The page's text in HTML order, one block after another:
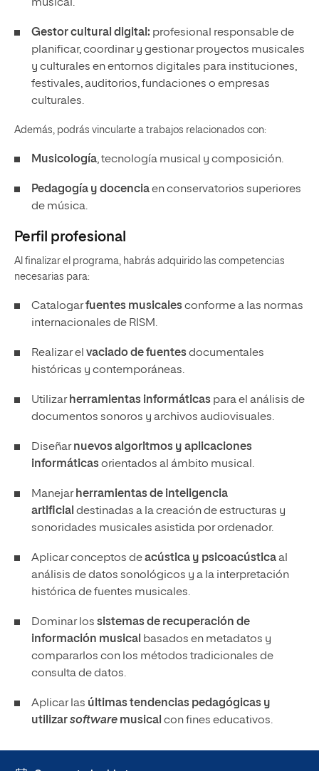
musical.
Gestor cultural digital: profesional responsable de
planificar, coordinar y gestionar proyectos musicales
y culturales en entornos digitales para instituciones,
festivales, auditorios, fundaciones o empresas
culturales.
Además, podrás vincularte a trabajos relacionados con:
Musicología, tecnología musical y composición.
Pedagogía y docenciaen conservatorios superiores
de música.
Perfil profesional
Al finalizar el programa, habrás adquirido las competencias
necesarias para:
Catalogarfuentes musicalesconforme a las normas
internacionales de RISM.
Realizar el vaciado de fuentesdocumentales
históricas y contemporáneas.
Utilizar herramientas informáticas para el análisis de
documentos sonoros y archivos audiovisuales.
Diseñarnuevos algoritmos y aplicaciones
informáticasorientados al ámbito musical.
Manejar herramientas de inteligencia
artificial destinadas a la creación de estructuras y
sonoridades musicales asistida por ordenador.
Aplicar conceptos deacústica y psicoacústicaal
análisis de datos sonológicos y a la interpretación
histórica de fuentes musicales.
Dominar los sistemas de recuperación de
información musical basados en metadatos y
compararlos con los métodos tradicionales de
consulta de datos.
Aplicar las últimas tendencias pedagógicas y
utilizarsoftware musical con fines educativos.